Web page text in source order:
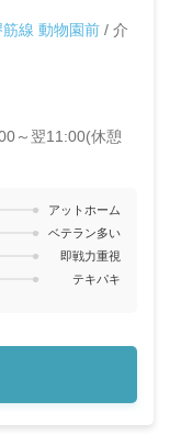
して働けます！
線 動物園前 / 介
～翌11:00(休憩
アットホーム
ベテラン多い
即戦力重視
テキパキ